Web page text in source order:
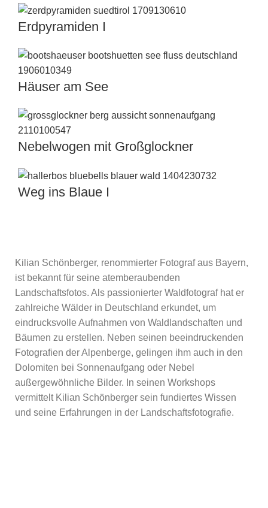
Erdpyramiden I
Häuser am See
Nebelwogen mit Großglockner
Weg ins Blaue I
Kilian Schönberger, renommierter Fotograf aus Bayern,
ist bekannt für seine atemberaubenden
Landschaftsfotos. Als passionierter Waldfotograf hat er
zahlreiche Wälder in Deutschland erkundet, um
eindrucksvolle Aufnahmen von Waldlandschaften und
Bäumen zu erstellen. Neben seinen beeindruckenden
Fotografien der Alpenberge, gelingen ihm auch in den
Dolomiten bei Sonnenaufgang oder Nebel
außergewöhnliche Bilder. In seinen Workshops
vermittelt Kilian Schönberger sein fundiertes Wissen
und seine Erfahrungen in der Landschaftsfotografie.